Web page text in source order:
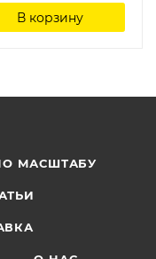
В корзину
МАСШТАБУ